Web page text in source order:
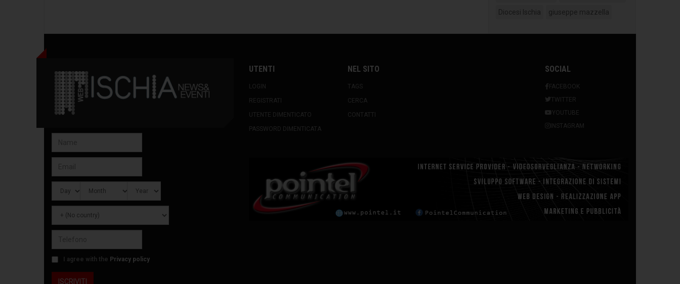
Diocesi Ischia giuseppe mazzella
I agree with the Privacy policy
UTENTI
LOGIN
REGISTRATI
UTENTE DIMENTICATO
PASSWORD DIMENTICATA
NEL SITO
TAGS
CERCA
CONTATTI
SOCIAL
FACEBOOK
TWITTER
YOUTUBE
INSTAGRAM